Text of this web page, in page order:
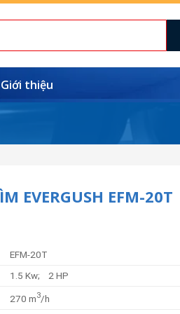
Giới thiệu
EVERGUSH EFM-20T
EFM-20T
1.5 Kw; 2 HP
270 m3/h